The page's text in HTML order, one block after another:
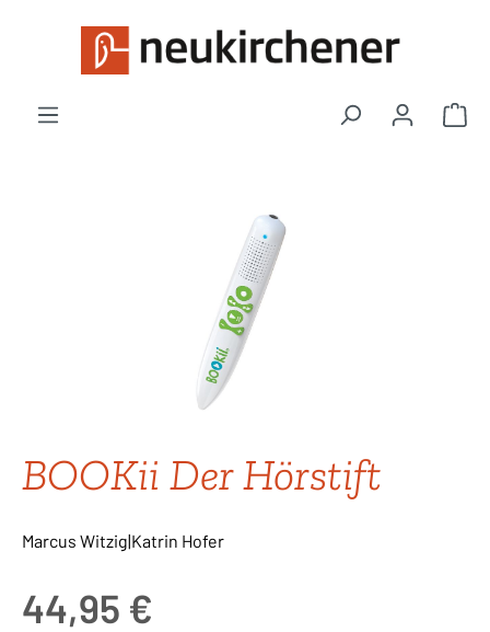
Zum Hauptinhalt springen
BOOKii Der Hörstift
Marcus Witzig|Katrin Hofer
44,95 €